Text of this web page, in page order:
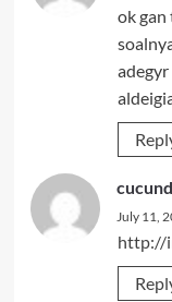
ok gan
July 11,
http://